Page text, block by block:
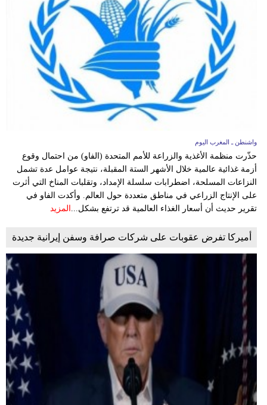
واشنطن ـ المغرب اليوم
حذّرت منظمة الأغذية والزراعة للأمم المتحدة (الفاو) من احتمال وقوع
أزمة غذائية عالمية خلال الأشهر الستة المقبلة، نتيجة عوامل عدة تشمل
النزاعات المسلحة، اضطرابات سلسلة الإمداد، وتقلبات المناخ التي أثرت
على الإنتاج الزراعي في مناطق متعددة حول العالم. وأكدت الفاو في
تقرير حديث أن أسعار الغذاء العالمية قد ترتفع بشكل...
المزيد
أميركا تفرض عقوبات على شركات صرافة وسفن إيرانية جديدة